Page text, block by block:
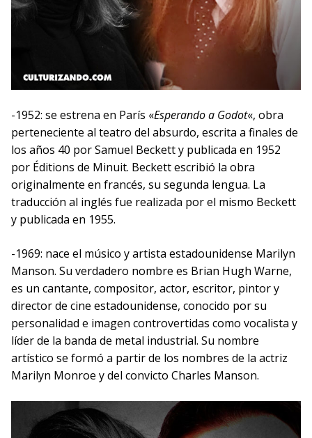
-1952: se estrena en París «Esperando a Godot«, obra
perteneciente al teatro del absurdo, escrita a finales de
los años 40 por Samuel Beckett y publicada en 1952
por Éditions de Minuit. Beckett escribió la obra
originalmente en francés, su segunda lengua. La
traducción al inglés fue realizada por el mismo Beckett
y publicada en 1955.
-1969: nace el músico y artista estadounidense Marilyn
Manson. Su verdadero nombre es Brian Hugh Warne,
es un cantante, compositor, actor, escritor, pintor y
director de cine estadounidense, conocido por su
personalidad e imagen controvertidas como vocalista y
líder de la banda de metal industrial. Su nombre
artístico se formó a partir de los nombres de la actriz
Marilyn Monroe y del convicto Charles Manson.